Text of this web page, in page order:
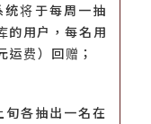
将于每周一抽
的用户，每名用
费）回赠；
各抽出一名在